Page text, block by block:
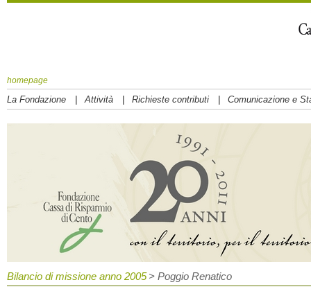
homepage
La Fondazione | Attività | Richieste contributi | Comunicazione e
Bilancio di missione anno 2005 > Poggio Renatico